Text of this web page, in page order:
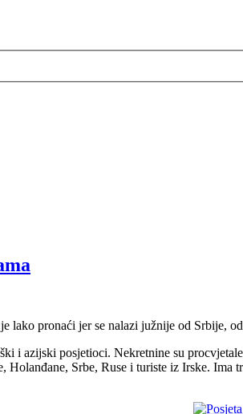
lako pronaći jer se nalazi južnije od Srbije,
i azijski posjetioci. Nekretnine su
Holanđane, Srbe, Ruse i turiste iz Irske.